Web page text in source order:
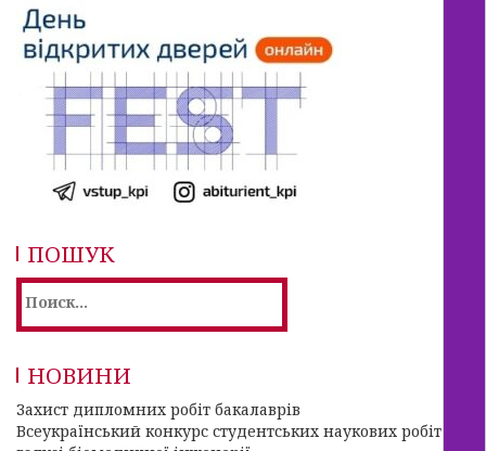
ПОШУК
НОВИНИ
Захист дипломних робіт бакалаврів
Всеукраїнський конкурс студентських наукових робіт в